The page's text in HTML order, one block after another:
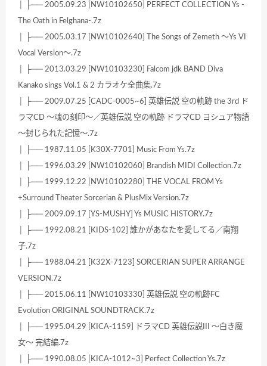
│ ├── 2005.09.23 [NW10102650] PERFECT COLLECTION Ys -
The Oath in Felghana-.7z
│ ├── 2005.03.17 [NW10102640] The Songs of Zemeth ～Ys VI
Vocal Version～.7z
│ ├── 2013.03.29 [NW10103230] Falcom jdk BAND Diva
Kanako sings Vol.1 & 2 カラオケ全曲集.7z
│ ├── 2009.07.25 [CADC-0005~6] 英雄伝説 空の軌跡 the 3rd ド
ラマCD ～魂の刻印～／英雄伝説 空の軌跡 ドラマCD ヨシュア物語
～封じられた記憶～.7z
│ ├── 1987.11.05 [K30X-7701] Music From Ys.7z
│ ├── 1996.03.29 [NW10102060] Brandish MIDI Collection.7z
│ ├── 1999.12.22 [NW10102280] THE VOCAL FROM Ys
+Surround Theater Sorcerian & PlusMix Version.7z
│ ├── 2009.09.17 [YS-MUSHY] Ys MUSIC HISTORY.7z
│ ├── 1992.08.21 [KIDS-102] 誰かがあなたを愛してる／南翔
子.7z
│ ├── 1988.04.21 [K32X-7123] SORCERIAN SUPER ARRANGE
VERSION.7z
│ ├── 2015.06.11 [NW10103330] 英雄伝説 空の軌跡FC
Evolution ORIGINAL SOUNDTRACK.7z
│ ├── 1995.04.29 [KICA-1159] ドラマCD 英雄伝説III ～白き魔
女～ 完結編.7z
│ ├── 1990.08.05 [KICA-1012~3] Perfect Collection Ys.7z